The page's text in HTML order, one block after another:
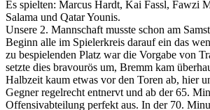
Es spielten: Marcus Hardt, Kai Fassl, Fawzi
Salama und Qatar Younis.
Unsere 2. Mannschaft musste schon am
Beginn alle im Spielerkreis darauf ein das
zu bespielenden Platz war die Vorgabe von
setzte dies bravourös um, Bremm kam
Halbzeit kaum etwas vor den Toren ab, hier
Gegner regelrecht entnervt und ab der 65.
Offensivabteilung perfekt aus. In der 70.